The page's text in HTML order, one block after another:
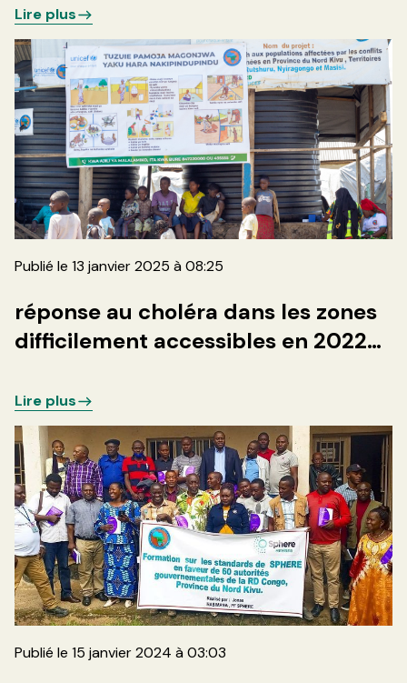
Lire plus
Publié le 13 janvier 2025 à 08:25
réponse au choléra dans les zones
difficilement accessibles en 2022
Lire plus
Publié le 15 janvier 2024 à 03:03